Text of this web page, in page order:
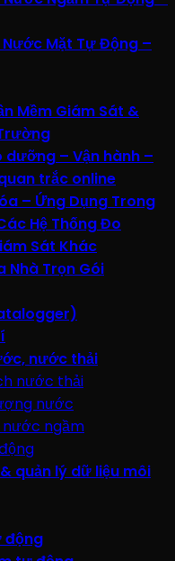
Mặt Tự Động –
Mềm Giám Sát &
dưỡng – Vận hành –
trắc online
– Ứng Dụng Trong
Hệ Thống Đo
Sát Khác
Nhà Trọn Gói
nước thải
nước thải
nước
ngầm
quản lý dữ liệu môi
động